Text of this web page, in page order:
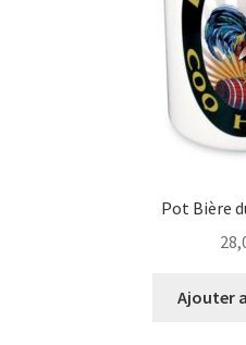
Pot Bière
Ajouter